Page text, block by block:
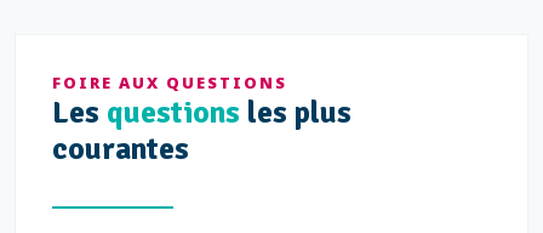
FOIRE AUX QUESTIONS
Les questions les plus
courantes